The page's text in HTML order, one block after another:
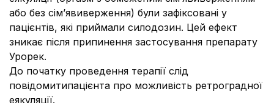
або без сім’явиверження) були зафіксовані у
пацієнтів, які приймали силодозин. Цей ефект
зникає після припинення застосування препарату
Урорек.
До початку проведення терапії слід
повідомитипацієнта про можливість ретроградної
еякуляції.